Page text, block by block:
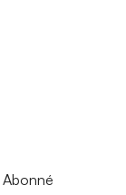
Abonné